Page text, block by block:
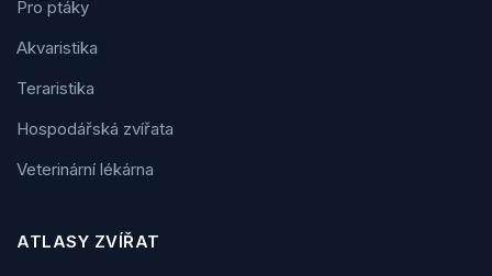
Pro ptáky
Akvaristika
Teraristika
Hospodářská zvířata
Veterinární lékárna
ATLASY ZVÍŘAT